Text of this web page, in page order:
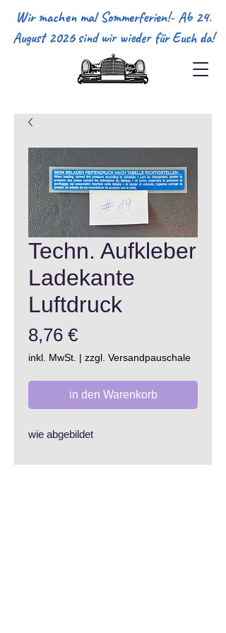
Wir machen mal Sommerferien!- Ab 24.
August 2026 sind wir wieder für Euch da!
Techn. Aufkleber
Ladekante
Luftdruck
8,76 €Preis
inkl. MwSt. | zzgl. Versandpauschale
in den Warenkorb
wie abgebildet